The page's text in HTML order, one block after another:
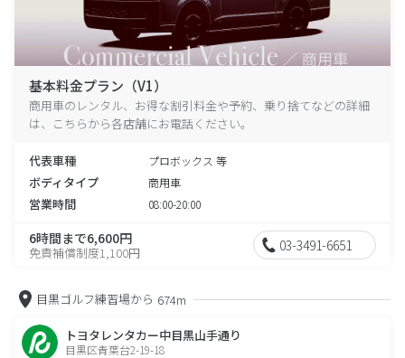
基本料金プラン（V1）
商用車のレンタル、お得な割引料金や予約、乗り捨てなどの詳細
は、こちらから各店舗にお電話ください。
代表車種 プロボックス 等
ボディタイプ 商用車
営業時間 08:00-20:00
6時間まで6,600円
免責補償制度1,100円 03-3491-6651
目黒ゴルフ練習場から 674m
トヨタレンタカー中目黒山手通り
目黒区青葉台2-19-18